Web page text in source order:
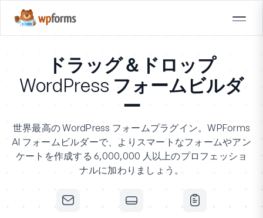
ドラッグ＆ドロップ
WordPress フォームビルダ
ー
世界最高の WordPress フォームプラグイン。WPForms
AI フォームビルダーで、よりスマートなフォームやアン
ケートを作成する 6,000,000 人以上のプロフェッショ
ナルに加わりましょう。